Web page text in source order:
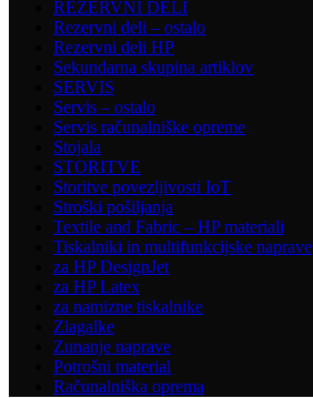
REZERVNI DELI
Rezervni deli – ostalo
Rezervni deli HP
Sekundarna skupina artiklov
SERVIS
Servis – ostalo
Servis računalniške opreme
Stojala
STORITVE
Storitve povezljivosti IoT
Stroški pošiljanja
Textile and Fabric – HP materiali
Tiskalniki in multifunkcijske naprave
za HP DesignJet
za HP Latex
za namizne tiskalnike
Zlagalke
Zunanje naprave
Potrošni material
Računalniška oprema